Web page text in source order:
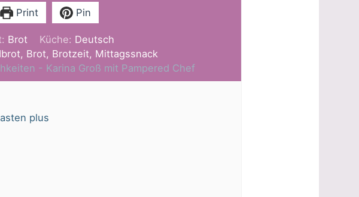
Print Pin
Brot Küche: Deutsch
Brot, Brotzeit, Mittagssnack
- Karina Groß mit Pampered Chef
plus